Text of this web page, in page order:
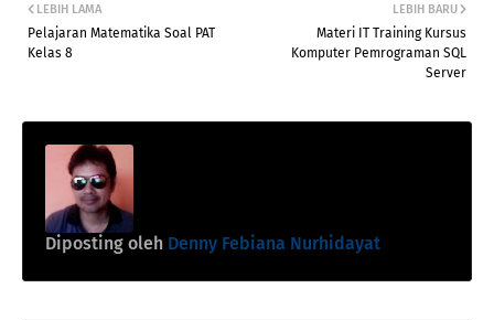
LEBIH BARU
Materi IT Training Kursus
Komputer Pemrograman SQL
Server
LEBIH LAMA
Pelajaran Matematika Soal PAT
Kelas 8
Diposting oleh Denny Febiana Nurhidayat